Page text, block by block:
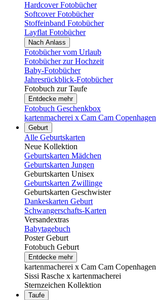
Hardcover Fotobücher
Softcover Fotobücher
Stoffeinband Fotobücher
Layflat Fotobücher
Nach Anlass
Fotobücher vom Urlaub
Fotobücher zur Hochzeit
Baby-Fotobücher
Jahresrückblick-Fotobücher
Fotobuch zur Taufe
Entdecke mehr
Fotobuch Geschenkbox
kartenmacherei x Cam Cam Copenhagen
Geburt
Alle Geburtskarten
Neue Kollektion
Geburtskarten Mädchen
Geburtskarten Jungen
Geburtskarten Unisex
Geburtskarten Zwillinge
Geburtskarten Geschwister
Dankeskarten Geburt
Schwangerschafts-Karten
Versandextras
Babytagebuch
Poster Geburt
Fotobuch Geburt
Entdecke mehr
kartenmacherei x Cam Cam Copenhagen
Sissi Rasche x kartenmacherei
Sternzeichen Kollektion
Taufe